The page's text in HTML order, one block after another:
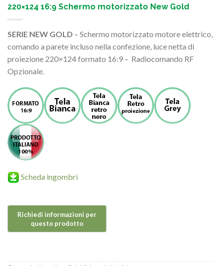
220×124 16:9 Schermo motorizzato New Gold
SERIE NEW GOLD – Schermo motorizzato motore elettrico,
comando a parete incluso nella confezione, luce netta di
proiezione 220×124 formato 16:9 – Radiocomando RF
Opzionale.
Scheda ingombri